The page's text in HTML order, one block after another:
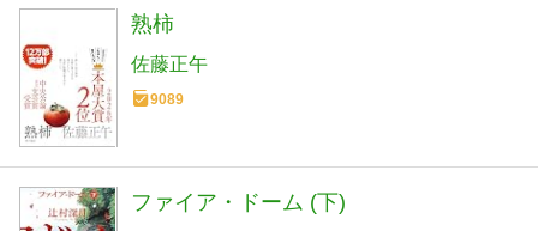
熟柿
佐藤正午
9089
ファイア・ドーム (下)